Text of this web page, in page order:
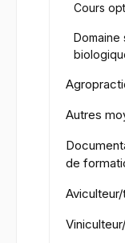
Cours
Autres
de